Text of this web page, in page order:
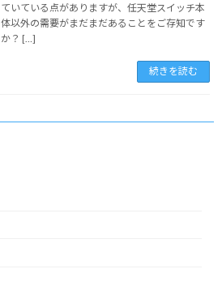
ていている点がありますが、任天堂スイッチ本
体以外の需要がまだまだあることをご存知です
か？ […]
続きを読む